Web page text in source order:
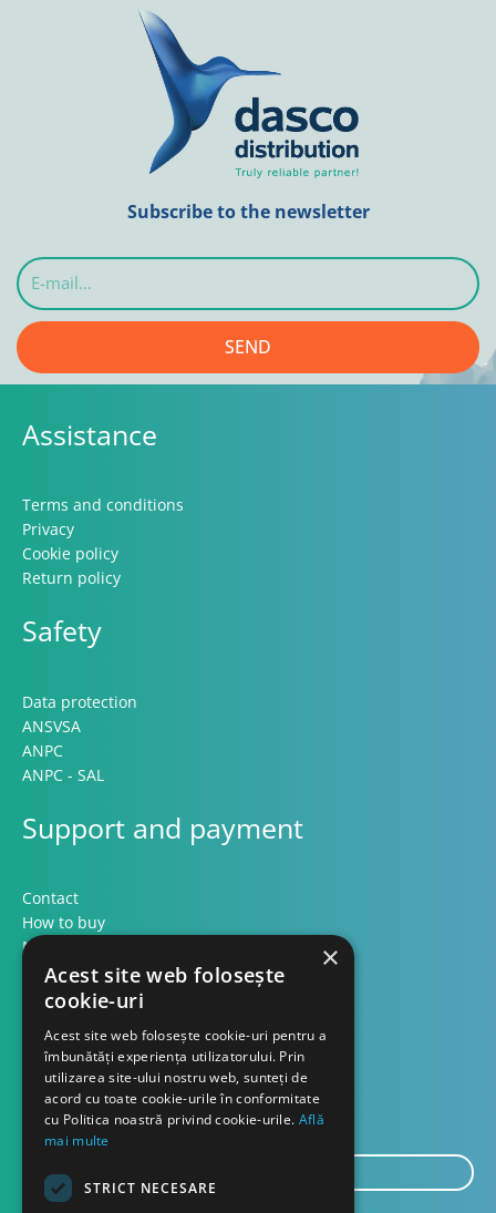
Subscribe to the newsletter
E-
mail...
SEND
Assistance
Terms and conditions
Privacy
Cookie policy
Return policy
Safety
Data protection
ANSVSA
ANPC
ANPC - SAL
Support and payment
Contact
How to buy
Methods of payment
Formular retur
Contact
About us
Blog
mail...
×
Acest site web folosește
cookie-uri
Acest site web folosește cookie-uri pentru a
îmbunătăți experiența utilizatorului. Prin
utilizarea site-ului nostru web, sunteți de
acord cu toate cookie-urile în conformitate
cu Politica noastră privind cookie-urile. Află
mai multe
STRICT NECESARE